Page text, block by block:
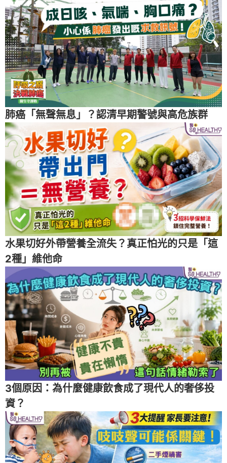
肺癌「無聲無息」？認清早期警號與高危族群
水果切好外帶營養全流失？真正怕光的只是「這
2種」維他命
3個原因：為什麼健康飲食成了現代人的奢侈投
資？